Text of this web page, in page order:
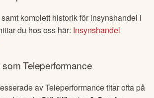
komplett historik för insynshandel i
du hos oss här: Insynshandel
somTeleperformance
avTeleperformancetitar ofta på